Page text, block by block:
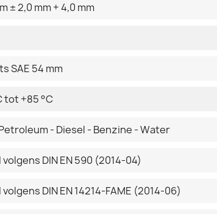
± 2,0 mm + 4,0 mm
SAE 54 mm
tot +85 °C
- Diesel - Benzine - Water
volgens DIN EN 590 (2014-04)
DIN EN 14214-FAME (2014-06)